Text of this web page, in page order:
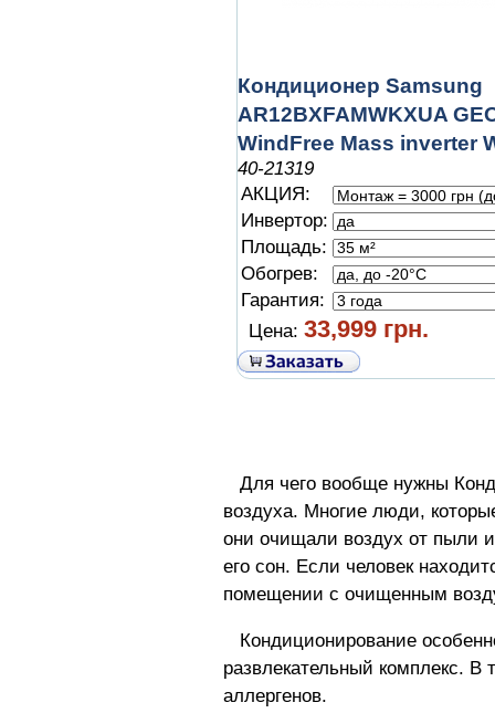
Кондиционер Samsung
AR12BXFAMWKXUA
WindFree Mass inverter
40-21319
АКЦИЯ:
Инвертор:
Площадь:
Обогрев:
Гарантия:
Цена: 33,999 грн.
Для чего вообще нужны
воздуха. Многие люди,
они очищали воздух от пыли и
его сон. Если человек
помещении с очищенным
Кондиционирование
развлекательный комплекс. В
аллергенов.